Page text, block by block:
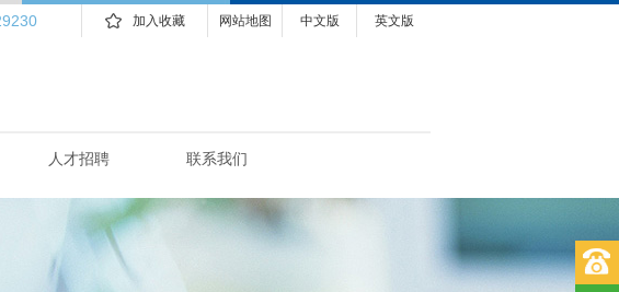
英文版
中文版
网站地图
加入收藏
人才招聘 联系我们